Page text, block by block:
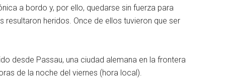
a bordo y, por ello, quedarse sin fuerza para
heridos. Once de ellos tuvieron que ser
desde Passau, una ciudad alemana en la frontera
de la noche del viernes (hora local).